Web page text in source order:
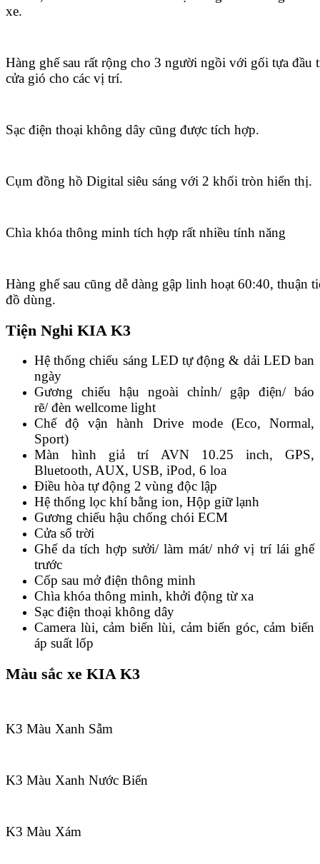
xe.
Hàng ghế sau rất rộng cho 3 người ngồi với gối tựa đầu
cửa gió cho các vị trí.
Sạc điện thoại không dây cũng được tích hợp.
Cụm đồng hồ Digital siêu sáng với 2 khối tròn hiển thị.
Chìa khóa thông minh tích hợp rất nhiều tính năng
Hàng ghế sau cũng dễ dàng gập linh hoạt 60:40, thuận
đồ dùng.
Tiện Nghi KIA K3
Hệ thống chiếu sáng LED tự động & dải LED ban
ngày
Gương chiếu hậu ngoài chỉnh/ gập điện/ báo
rẽ/ đèn wellcome light
Chế độ vận hành Drive mode (Eco, Normal,
Sport)
Màn hình giả trí AVN 10.25 inch, GPS,
Bluetooth, AUX, USB, iPod, 6 loa
Điều hòa tự động 2 vùng độc lập
Hệ thống lọc khí bằng ion, Hộp giữ lạnh
Gương chiếu hậu chống chói ECM
Cửa sổ trời
Ghế da tích hợp sưởi/ làm mát/ nhớ vị trí lái ghế
trước
Cốp sau mở điện thông minh
Chìa khóa thông minh, khởi động từ xa
Sạc điện thoại không dây
Camera lùi, cảm biến lùi, cảm biến góc, cảm biến
áp suất lốp
Màu sắc xe KIA K3
K3 Màu Xanh Sẫm
K3 Màu Xanh Nước Biển
K3 Màu Xám